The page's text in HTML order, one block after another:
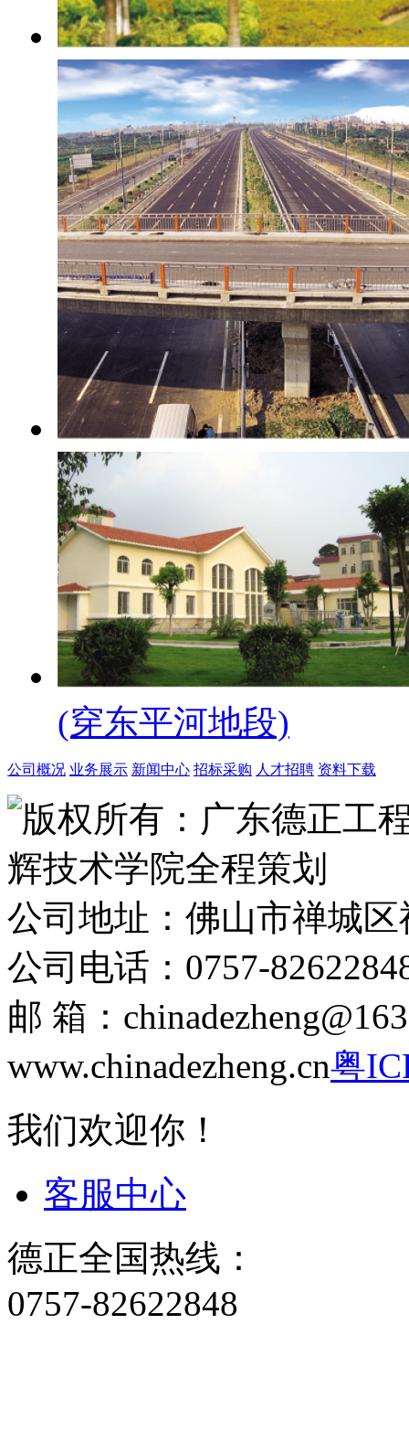
(穿东平河地段)
公司概况 业务展示 新闻中心 招标采购 人才招聘 资料下载
版权所有：广东德正
辉技术学院全程策划
公司地址：佛山市禅城
公司电话：0757-
邮 箱：
www.chinadezheng.cn粤
我们欢迎你！
客服中心
德正全国热线：
0757-82622848